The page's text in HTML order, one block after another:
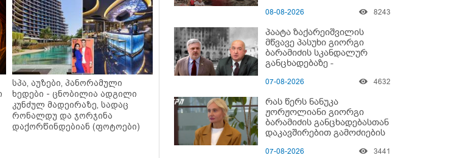
სპა, აუზები, პანორამული
ხედები - ცნობილია ადგილი
კუნძულ მადეირაზე, სადაც
რონალდუ და ჯორჯინა
დაქორწინდებიან (ფოტოები)
08-08-2026 8243
პაატა ზაქარეიშვილის
მწვავე პასუხი გიორგი
ბარამიძის სკანდალურ
განცხადებაზე -
ვიცი... კამანში მოკლული
გადმოვასვენე... ბარამიძე
კი ტყუის"
07-08-2026 4632
რას წერს ნანუკა
ჟორჟოლიანი გიორგი
ბარამიძის განცხადებასთან
დაკავშირებით გამოძიების
07-08-2026 3441